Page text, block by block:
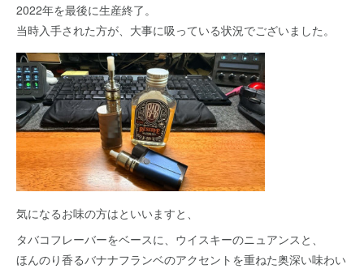
2022年を最後に生産終了。
当時入手された方が、大事に吸っている状況でございました。
気になるお味の方はといいますと、
タバコフレーバーをベースに、ウイスキーのニュアンスと、
ほんのり香るバナナフランベのアクセントを重ねた奥深い味わい